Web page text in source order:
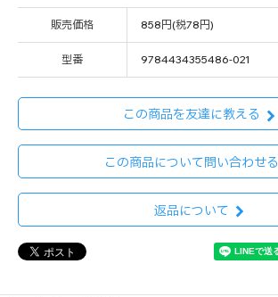
販売価格 858円(税78円)
型番 9784434355486-021
この商品を友達に教える
この商品について問い合わせる
返品について